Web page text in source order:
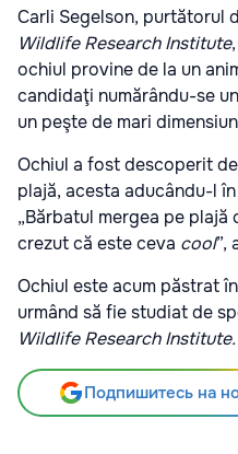
Carli Segelson, purtătorul
Wildlife Research Institute
ochiul provine de la un
candidaţi numărându-se
un peşte de mari
Ochiul a fost descoperit
plajă, acesta aducându-l
„Bărbatul mergea pe plajă
crezut că este ceva cool”,
Ochiul este acum păstrat
urmând să fie studiat de
Wildlife Research Institute.
Подпишитесь на